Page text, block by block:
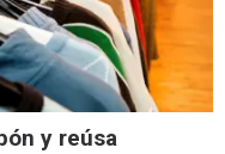
y reúsa